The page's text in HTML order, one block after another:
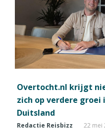
Overtocht.nl krijgt
zich op verdere groei
Duitsland
Redactie Reisbizz 22 mei